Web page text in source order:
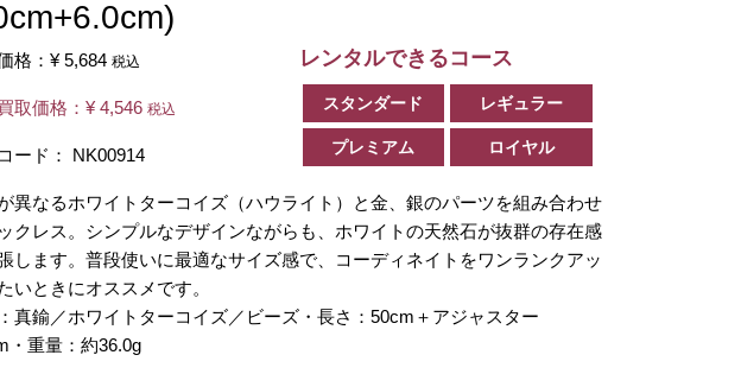
格： ¥ 5,684 税込
取価格： ¥ 4,546 税込
ード： NK00914
レンタルできるコース
スタンダード レギュラー
プレミアム ロイヤル
異なるホワイトターコイズ（ハウライト）と金、銀のパーツを組み合わせ
クレス。シンプルなデザインながらも、ホワイトの天然石が抜群の存在感
します。普段使いに最適なサイズ感で、コーディネイトをワンランクアッ
いときにオススメです。
真鍮／ホワイトターコイズ／ビーズ・長さ：50cm＋アジャスター
・重量：約36.0g